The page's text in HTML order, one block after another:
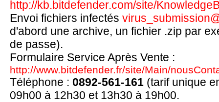
http://kb.bitdefender.com/site/
Envoi fichiers infectés
d'abord une archive, un fichier .zip par
de passe).
Formulaire Service Après Vente :
http://www.bitdefender.fr/site/Main/
Téléphone : 0892-561-161 (tarif unique
09h00 à 12h30 et 13h30 à 19h00.